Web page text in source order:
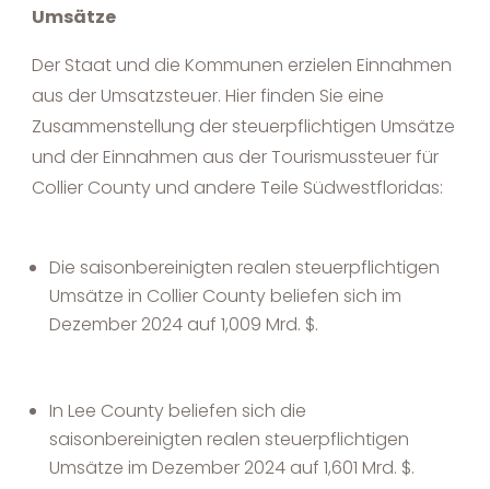
Umsätze
Der Staat und die Kommunen erzielen Einnahmen
aus der Umsatzsteuer. Hier finden Sie eine
Zusammenstellung der steuerpflichtigen Umsätze
und der Einnahmen aus der Tourismussteuer für
Collier County und andere Teile Südwestfloridas:
Die saisonbereinigten realen steuerpflichtigen
Umsätze in Collier County beliefen sich im
Dezember 2024 auf 1,009 Mrd. $.
In Lee County beliefen sich die
saisonbereinigten realen steuerpflichtigen
Umsätze im Dezember 2024 auf 1,601 Mrd. $.